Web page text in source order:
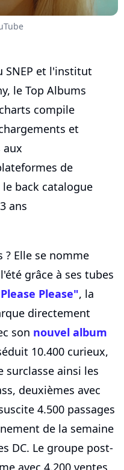
SNEP et l'institut
le Top Albums
compile
et
aux
de
back catalogue
ans
? Elle se nomme
grâce à ses tubes
Please", la
directement
son nouvel album
10.400 curieux,
surclasse ainsi les
deuxièmes avec
4.500 passages
de la semaine
DC. Le groupe post-
avec 4.200 ventes